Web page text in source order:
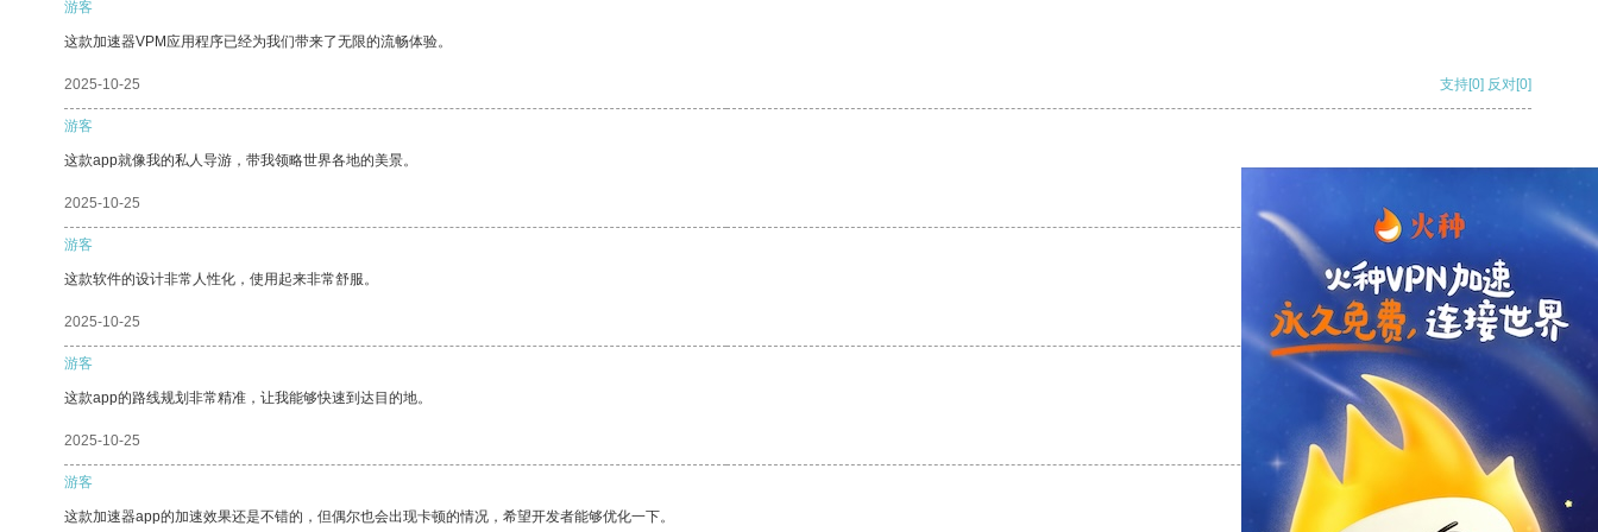
游客
这款加速器VPM应用程序已经为我们带来了无限的流畅体验。
2025-10-25 支持[0] 反对[0]
游客
这款app就像我的私人导游，带我领略世界各地的美景。
2025-10-25
游客
这款软件的设计非常人性化，使用起来非常舒服。
2025-10-25 支持 [0] 反对[0]
游客
这款app的路线规划非常精准，让我能够快速到达目的地。
2025-10-25 支持[0] 反对
游客
这款加速器app的加速效果还是不错的，但偶尔也会出现卡顿的情况，希望开发者能够优化一下。